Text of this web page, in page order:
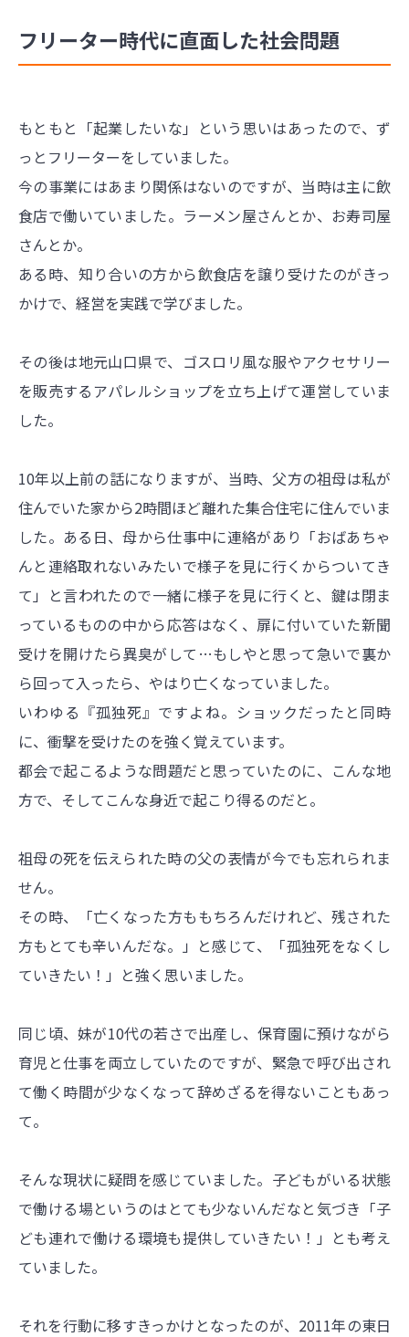
フリーター時代に直面した社会問題
もともと「起業したいな」という思いはあったので、ず
っとフリーターをしていました。
今の事業にはあまり関係はないのですが、当時は主に飲
食店で働いていました。ラーメン屋さんとか、お寿司屋
さんとか。
ある時、知り合いの方から飲食店を譲り受けたのがきっ
かけで、経営を実践で学びました。
その後は地元山口県で、ゴスロリ風な服やアクセサリー
を販売するアパレルショップを立ち上げて運営していま
した。
10年以上前の話になりますが、当時、父方の祖母は私が
住んでいた家から2時間ほど離れた集合住宅に住んでいま
した。ある日、母から仕事中に連絡があり「おばあちゃ
んと連絡取れないみたいで様子を見に行くからついてき
て」と言われたので一緒に様子を見に行くと、鍵は閉ま
っているものの中から応答はなく、扉に付いていた新聞
受けを開けたら異臭がして…もしやと思って急いで裏か
ら回って入ったら、やはり亡くなっていました。
いわゆる『孤独死』ですよね。ショックだったと同時
に、衝撃を受けたのを強く覚えています。
都会で起こるような問題だと思っていたのに、こんな地
方で、そしてこんな身近で起こり得るのだと。
祖母の死を伝えられた時の父の表情が今でも忘れられま
せん。
その時、「亡くなった方ももちろんだけれど、残された
方もとても辛いんだな。」と感じて、「孤独死をなくし
ていきたい！」と強く思いました。
同じ頃、妹が10代の若さで出産し、保育園に預けながら
育児と仕事を両立していたのですが、緊急で呼び出され
て働く時間が少なくなって辞めざるを得ないこともあっ
て。
そんな現状に疑問を感じていました。子どもがいる状態
で働ける場というのはとても少ないんだなと気づき「子
ども連れで働ける環境も提供していきたい！」とも考え
ていました。
それを行動に移すきっかけとなったのが、2011年の東日